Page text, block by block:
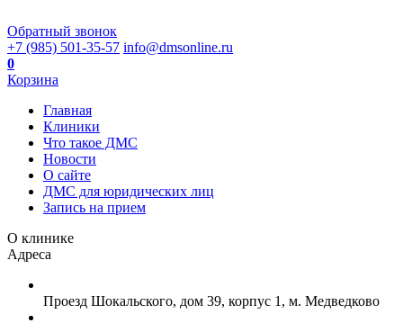
Обратный звонок
+7 (985) 501-35-57 info@dmsonline.ru
0
Корзина
Главная
Клиники
Что такое ДМС
Новости
О сайте
ДМС для юридических лиц
Запись на прием
О клинике
Адреса
Проезд Шокальского, дом 39, корпус 1, м. Медведково